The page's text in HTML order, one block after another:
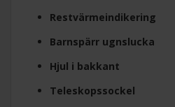
Restvärmeindikering
Barnspärr ugnslucka
Hjul i bakkant
Teleskopssockel